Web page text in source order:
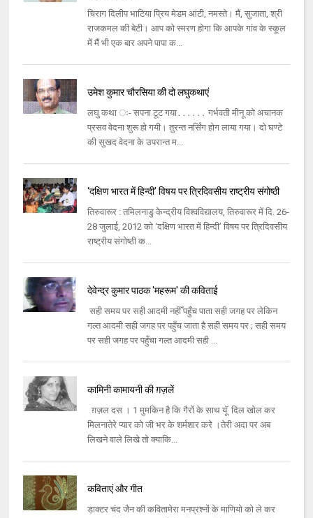
चिराग दिलीप भाटिया प्रिय मेडम आंटी, नमस्‍ते। मैं, सुजाता, श्री
राजकमल की बेटी। आप को स्‍मरण होगा कि आपके गांव के स्‍कूल
में मैं भी एक बार अपने पापा क...
उमेश कुमार चौरसिया की दो लघुकथाएं
लघु कथा ः- सपना टूट गया․․․․․․ गर्भवती मीनू को अचानक
प्रसव वेदना शुरू हो गयी। तुरन्‍त नर्सिंग होग लाया गया। दो घण्‍टे
की सुखद वेदना के उपरान्‍त म...
‘दक्षिण भारत में हिन्दी’ विषय पर त्रिदिवसीय राष्ट्रीय संगोष्ठी
तिरुवारूर : तमिलनाडु केन्द्रीय विश्वविद्यालय, तिरुवारूर में दि. 26-
28 जुलाई, 2012 को ‘दक्षिण भारत में हिन्दी’ विषय पर त्रिदिवसीय
राष्ट्रीय संगोष्ठी क...
देवेन्द्र कुमार पाठक 'महरूम' की कविताई
सही समय पर सही आदमी नहीँ पहुँच पाता सही जगह पर लेकिन
गल्त आदमी सही जगह पर पहुँच जाता है सही समय पर ; सही समय
पर सही जगह पर पहुँचा गल्त आदमी सही ...
कामिनी कामायनी की ग़ज़लें
ग़ज़ल दस । 1 मुमकिन है कि गैरों के साथ यॅू दिल खोल कर
मिलनातेरे प्यार को जी भर के शर्मशार करे ।तेरी अदा पर अब
लिखने वाले लिखे तो क्याकि...
कविताएं और गीत
डाक्टर चंद जैन की कवितामेरा मनप्रश्नों के माणियो को ले कर